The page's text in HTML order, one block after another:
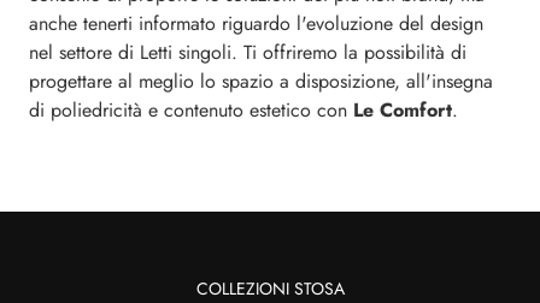
anche tenerti informato riguardo l'evoluzione del design
nel settore di Letti singoli. Ti offriremo la possibilità di
progettare al meglio lo spazio a disposizione, all'insegna
di poliedricità e contenuto estetico con Le Comfort.
COLLEZIONI STOSA